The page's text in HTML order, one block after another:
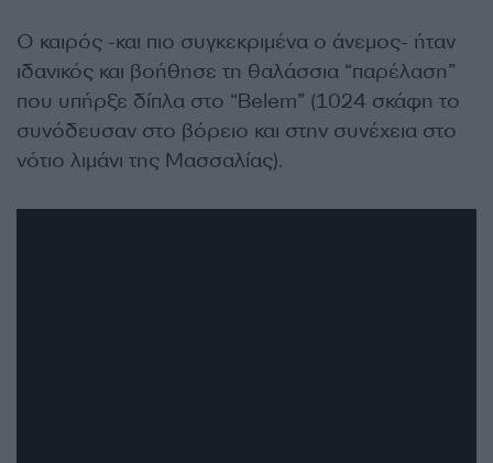
Ο καιρός -και πιο συγκεκριμένα ο άνεμος- ήταν
ιδανικός και βοήθησε τη θαλάσσια “παρέλαση”
που υπήρξε δίπλα στο “Belem” (1024 σκάφη το
συνόδευσαν στο βόρειο και στην συνέχεια στο
νότιο λιμάνι της Μασσαλίας).